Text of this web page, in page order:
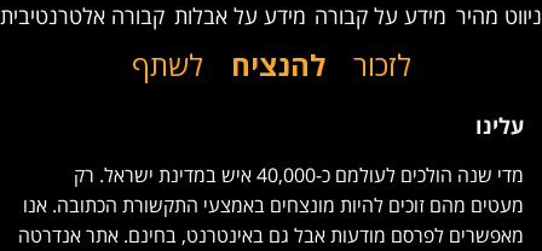
ניווט מהירמידע על קבורהמידע על אבלות קבורה אלטרנטיבית
לזכור להנציח לשתף
עלינו
מדי שנה הולכים לעולמם כ-40,000 איש במדינת ישראל. רק
מעטים מהם זוכים להיות מונצחים באמצעי התקשורת הכתובה.
אנו מאפשרים לפרסם מודעות אבל גם באינטרנט, בחינם. אתר